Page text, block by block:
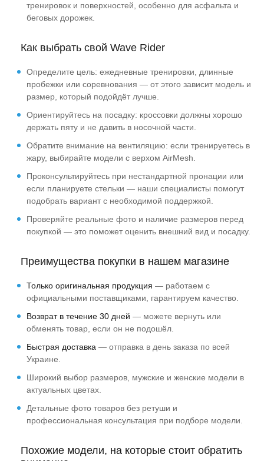
тренировок и поверхностей, особенно для асфальта и
беговых дорожек.
Как выбрать свой Wave Rider
Определите цель: ежедневные тренировки, длинные
пробежки или соревнования — от этого зависит модель и
размер, который подойдёт лучше.
Ориентируйтесь на посадку: кроссовки должны хорошо
держать пяту и не давить в носочной части.
Обратите внимание на вентиляцию: если тренируетесь в
жару, выбирайте модели с верхом AirMesh.
Проконсультируйтесь при нестандартной пронации или
если планируете стельки — наши специалисты помогут
подобрать вариант с необходимой поддержкой.
Проверяйте реальные фото и наличие размеров перед
покупкой — это поможет оценить внешний вид и посадку.
Преимущества покупки в нашем магазине
Только оригинальная продукция — работаем с
официальными поставщиками, гарантируем качество.
Возврат в течение 30 дней — можете вернуть или
обменять товар, если он не подошёл.
Быстрая доставка — отправка в день заказа по всей
Украине.
Широкий выбор размеров, мужские и женские модели в
актуальных цветах.
Детальные фото товаров без ретуши и
профессиональная консультация при подборе модели.
Похожие модели, на которые стоит обратить